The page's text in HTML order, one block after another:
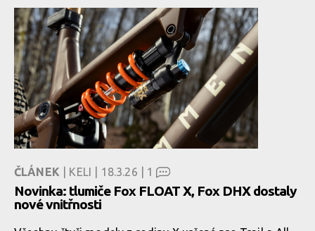
ČLÁNEK | KELI | 18.3.26 | 1
Novinka: tlumiče Fox FLOAT X, Fox DHX dostaly
nové vnitřnosti